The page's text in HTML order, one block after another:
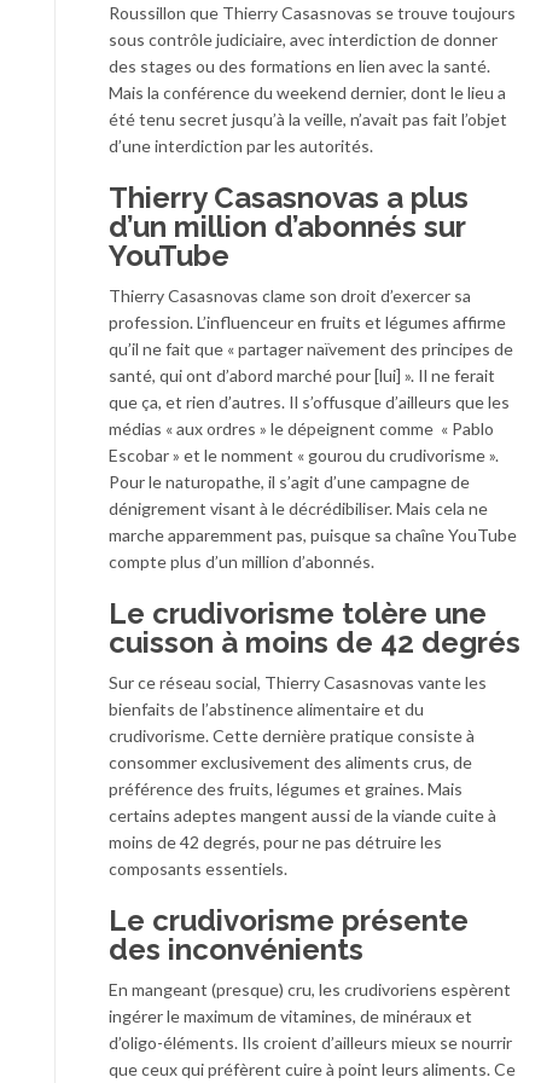
Roussillon que Thierry Casasnovas se trouve toujours
sous contrôle judiciaire, avec interdiction de donner
des stages ou des formations en lien avec la santé.
Mais la conférence du weekend dernier, dont le lieu a
été tenu secret jusqu’à la veille, n’avait pas fait l’objet
d’une interdiction par les autorités.
Thierry Casasnovas a plus
d’un million d’abonnés sur
YouTube
Thierry Casasnovas clame son droit d’exercer sa
profession. L’influenceur en fruits et légumes affirme
qu’il ne fait que « partager naïvement des principes de
santé, qui ont d’abord marché pour [lui] ». Il ne ferait
que ça, et rien d’autres. Il s’offusque d’ailleurs que les
médias « aux ordres » le dépeignent comme « Pablo
Escobar » et le nomment « gourou du crudivorisme ».
Pour le naturopathe, il s’agit d’une campagne de
dénigrement visant à le décrédibiliser. Mais cela ne
marche apparemment pas, puisque sa chaîne YouTube
compte plus d’un million d’abonnés.
Le crudivorisme tolère une
cuisson à moins de 42 degrés
Sur ce réseau social, Thierry Casasnovas vante les
bienfaits de l’abstinence alimentaire et du
crudivorisme. Cette dernière pratique consiste à
consommer exclusivement des aliments crus, de
préférence des fruits, légumes et graines. Mais
certains adeptes mangent aussi de la viande cuite à
moins de 42 degrés, pour ne pas détruire les
composants essentiels.
Le crudivorisme présente
des inconvénients
En mangeant (presque) cru, les crudivoriens espèrent
ingérer le maximum de vitamines, de minéraux et
d’oligo-éléments. Ils croient d’ailleurs mieux se nourrir
que ceux qui préfèrent cuire à point leurs aliments. Ce